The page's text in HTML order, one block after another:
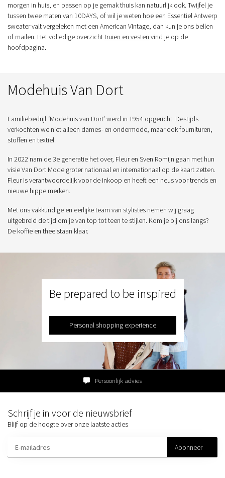
morgen in huis, en passen op je gemak thuis kan natuurlijk ook. Twijfel je
tussen twee maten van 10DAYS, of wil je weten hoe een Essentiel Antwerp
sweater valt vergeleken met een American Vintage, dan kun je ons bellen
of mailen. Het volledige overzichttruien en vesten vind je op de
hoofdpagina.
Modehuis Van Dort
Familiebedrijf ‘Modehuis van Dort’ werd in 1954 opgericht. Destijds
verkochten we niet alleen dames- en ondermode, maar ook fournituren,
stoffen en textiel.
In 2022 nam de 3e generatie het over, Fleur en Sven Romijn gaan met hun
visie Van Dort Mode groter nationaal en internationaal op de kaart zetten.
Fleur is verantwoordelijk voor de inkoop en heeft een neus voor trends en
nieuwe hippe merken.
Met ons vakkundige en eerlijke team van stylistes nemen wij graag
uitgebreid de tijd om je van top tot teen te stijlen. Kom je bij ons langs?
De koffie en thee staan klaar.
Be prepared to be inspired
Personal shopping experience
Persoonlijk advies
Schrijf je in voor de nieuwsbrief
Blijf op de hoogte over onze laatste acties
Abonneer